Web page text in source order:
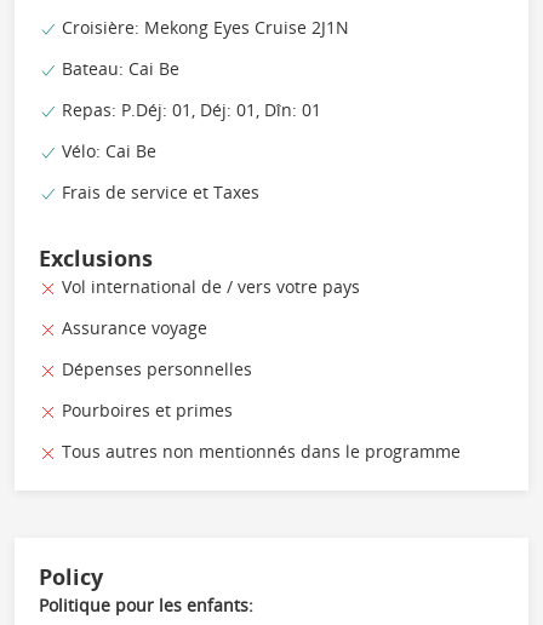
Croisière: Mekong Eyes Cruise 2J1N
Bateau: Cai Be
Repas: P.Déj: 01, Déj: 01, Dîn: 01
Vélo: Cai Be
Frais de service et Taxes
Exclusions
Vol international de / vers votre pays
Assurance voyage
Dépenses personnelles
Pourboires et primes
Tous autres non mentionnés dans le programme
Policy
Politique pour les enfants: